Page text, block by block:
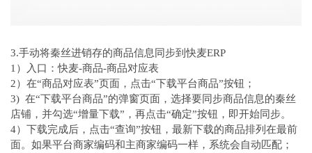
3.手动将秦丝进销存的商品信息同步到快麦ERP
1）入口：快麦-商品-商品对应表
2）在“商品对应表”页面，点击“下载平台商品”按钮；
3) 在“下载平台商品”的弹窗页面，选择要同步商品信息的秦丝
店铺，并勾选“增量下载”，再点击“确定”按钮，即开始同步。
4）下载完成后，点击“查询”按钮，最新下载的商品排列在最前
面。如果平台商家编码和主商家编码一样，系统会自动匹配；